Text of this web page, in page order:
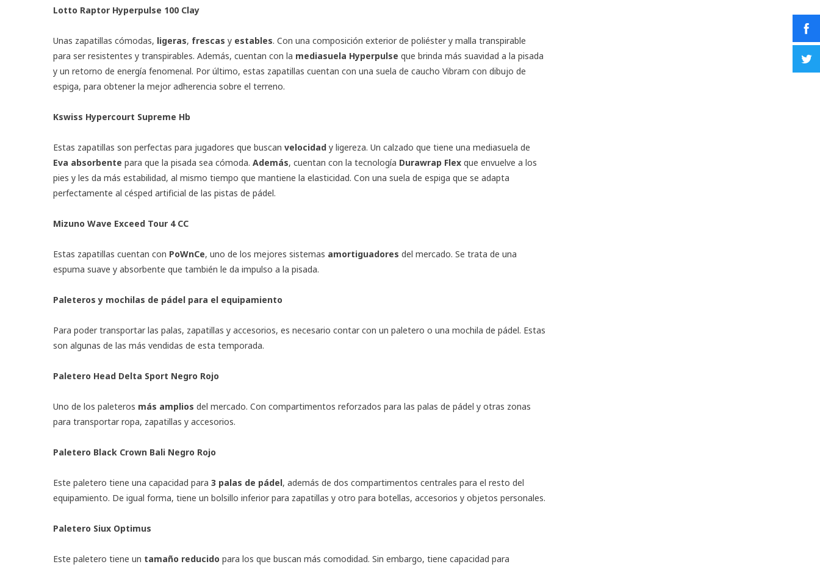
Lotto Raptor Hyperpulse 100 Clay
Unas zapatillas cómodas, ligeras, frescas y estables. Con una composición exterior de poliéster y malla transpirable
para ser resistentes y transpirables. Además, cuentan con la mediasuela Hyperpulse que brinda más suavidad a la pisada
y un retorno de energía fenomenal. Por último, estas zapatillas cuentan con una suela de caucho Vibram con dibujo de
espiga, para obtener la mejor adherencia sobre el terreno.
Kswiss Hypercourt Supreme Hb
Estas zapatillas son perfectas para jugadores que buscan velocidad y ligereza. Un calzado que tiene una mediasuela de
Eva absorbente para que la pisada sea cómoda. Además, cuentan con la tecnología Durawrap Flex que envuelve a los
pies y les da más estabilidad, al mismo tiempo que mantiene la elasticidad. Con una suela de espiga que se adapta
perfectamente al césped artificial de las pistas de pádel.
Mizuno Wave Exceed Tour 4 CC
Estas zapatillas cuentan con PoWnCe, uno de los mejores sistemas amortiguadores del mercado. Se trata de una
espuma suave y absorbente que también le da impulso a la pisada.
Paleteros y mochilas de pádel para el equipamiento
Para poder transportar las palas, zapatillas y accesorios, es necesario contar con un paletero o una mochila de pádel. Estas
son algunas de las más vendidas de esta temporada.
Paletero Head Delta Sport Negro Rojo
Uno de los paleteros más amplios del mercado. Con compartimentos reforzados para las palas de pádel y otras zonas
para transportar ropa, zapatillas y accesorios.
Paletero Black Crown Bali Negro Rojo
Este paletero tiene una capacidad para 3 palas de pádel, además de dos compartimentos centrales para el resto del
equipamiento. De igual forma, tiene un bolsillo inferior para zapatillas y otro para botellas, accesorios y objetos personales.
Paletero Siux Optimus
Este paletero tiene un tamaño reducido para los que buscan más comodidad. Sin embargo, tiene capacidad para